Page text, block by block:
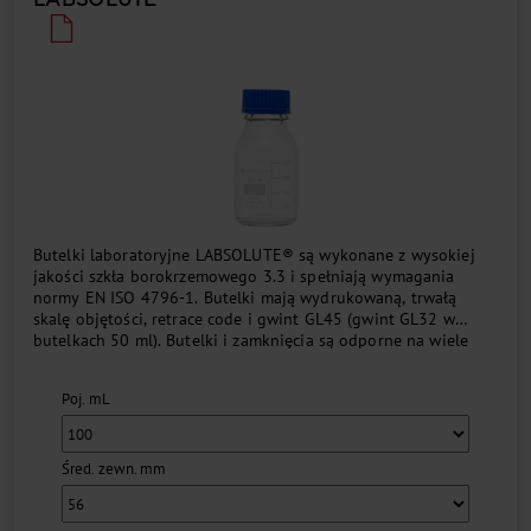
Butelki laboratoryjne LABSOLUTE® są wykonane z wysokiej
jakości szkła borokrzemowego 3.3 i spełniają wymagania
normy EN ISO 4796-1. Butelki mają wydrukowaną, trwałą
skalę objętości, retrace code i gwint GL45 (gwint GL32 w
butelkach 50 ml). Butelki i zamknięcia są odporne na wiele
Poj. mL
Śred. zewn. mm